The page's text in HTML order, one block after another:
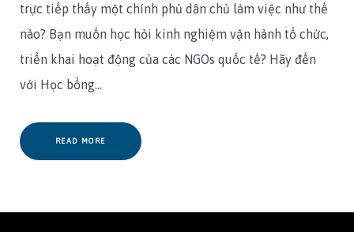
trực tiếp thấy một chính phủ dân chủ làm việc như thế
nào? Bạn muốn học hỏi kinh nghiệm vận hành tổ chức,
triển khai hoạt động của các NGOs quốc tế? Hãy đến
với Học bổng…
READ MORE